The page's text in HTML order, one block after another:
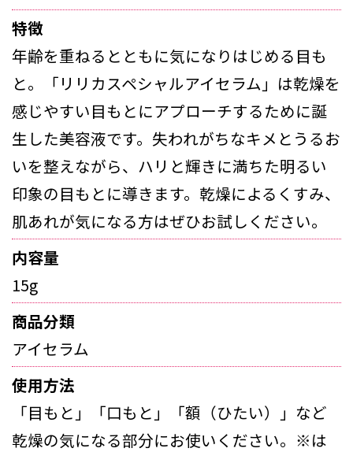
特徴
年齢を重ねるとともに気になりはじめる目も
と。「リリカスペシャルアイセラム」は乾燥を
感じやすい目もとにアプローチするために誕
生した美容液です。失われがちなキメとうるお
いを整えながら、ハリと輝きに満ちた明るい
印象の目もとに導きます。乾燥によるくすみ、
肌あれが気になる方はぜひお試しください。
内容量
15g
商品分類
アイセラム
使用方法
「目もと」「口もと」「額（ひたい）」など
乾燥の気になる部分にお使いください。※は